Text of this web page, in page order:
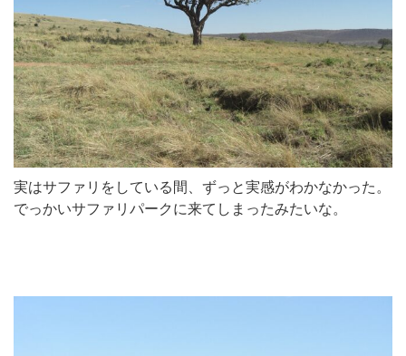
実はサファリをしている間、ずっと実感がわかなかった。
でっかいサファリパークに来てしまったみたいな。